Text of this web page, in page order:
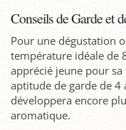
Conseils de Garde et
Pour une dégustation
température idéale de
apprécié jeune pour
aptitude de garde de 4
développera encore
aromatique.